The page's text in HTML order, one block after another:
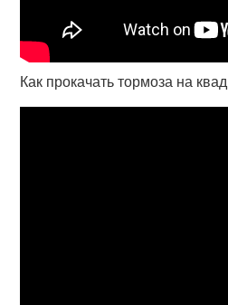
Как прокачать тормоза на